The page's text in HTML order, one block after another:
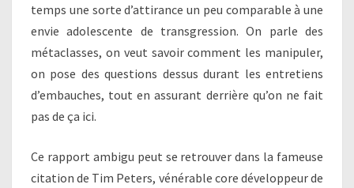
temps une sorte d’attirance un peu comparable à une
envie adolescente de transgression. On parle des
métaclasses, on veut savoir comment les manipuler,
on pose des questions dessus durant les entretiens
d’embauches, tout en assurant derrière qu’on ne fait
pas de ça ici.
Ce rapport ambigu peut se retrouver dans la fameuse
citation de Tim Peters, vénérable core développeur de